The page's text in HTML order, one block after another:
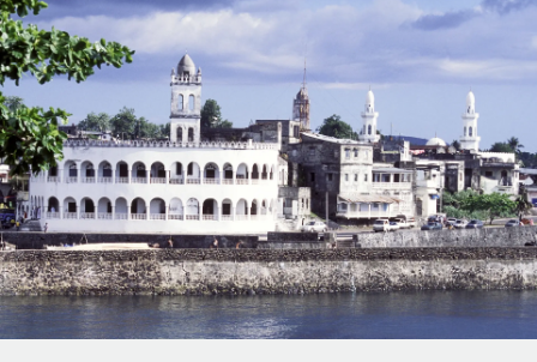
Zzp'ers internationaal onboarden en beheren
PEO
Ingewikkelde HR-taken eenvoudig uitbesteden
INFRASTRUCTUUR
Remote Embedded
HR naadloos in workflows integreren
Platform
Ingebouwde essentiële HR-functies voor je team
GROEIFASE
Start-ups
Flexibele global HR en payroll solutions voor groeiende
bedrijven
Mid-market
Teams uitbreiden met HR solutions op maat
Enterprise
Global HR voor grote bedrijven
Betalingscalculator voor zzp'ers
Ontdek valuta-opties en betaalsnelheden voor
internationale zzp'ers
LEREN MET REMOTE
Onderzoek en gidsen
Casestudy's
HR-woordenlijst
Checklists en templates
Nederlands
Français
Deutsch
Español
Italiano
Português (Portugal)
Inloggen